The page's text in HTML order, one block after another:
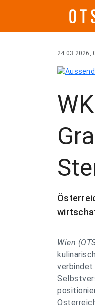
24.03.2026,
Wien